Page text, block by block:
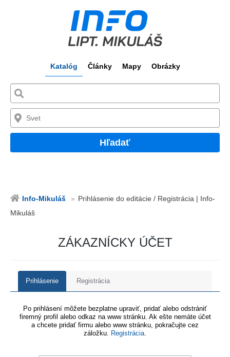
Katalóg Články Mapy Obrázky
Hľadať
Info-Mikuláš
Prihlásenie do editácie / Registrácia | Info-
Mikuláš
ZÁKAZNÍCKY ÚČET
Prihlásenie Registrácia
Po prihlásení môžete bezplatne upraviť, pridať alebo odstrániť
firemný profil alebo odkaz na www stránku. Ak ešte nemáte účet
a chcete pridať firmu alebo www stránku, pokračujte cez
záložku. Registrácia.